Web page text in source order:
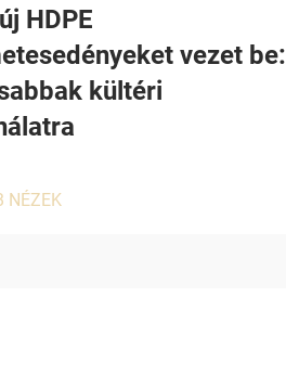
HDPE
vezet be:
kültéri
NÉZEK